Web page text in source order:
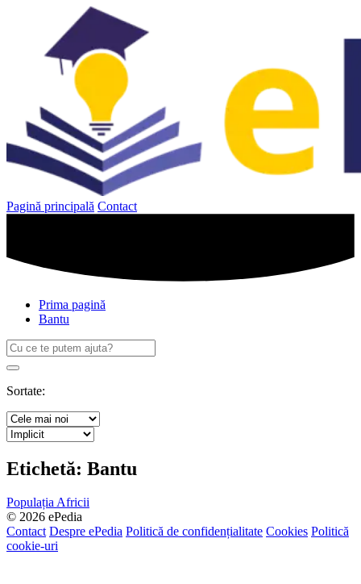
Pagină principală Contact
Prima pagină
Bantu
Caută
după:
Search
Sortate:
Etichetă: Bantu
Populația Africii
© 2026 ePedia
Contact Despre ePedia Politică de confidențialitate Cookies Politică
cookie-uri